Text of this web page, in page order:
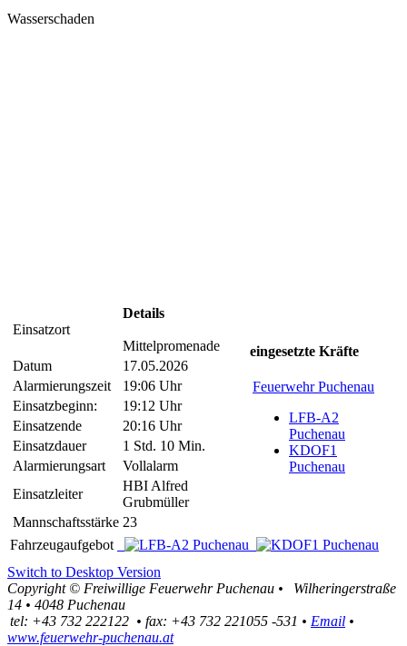
Wasserschaden
Einsatzort
Details
Mittelpromenade
Datum
17.05.2026
Alarmierungszeit
19:06 Uhr
Einsatzbeginn:
19:12 Uhr
Einsatzende
20:16 Uhr
Einsatzdauer
1 Std. 10 Min.
Alarmierungsart
Vollalarm
Einsatzleiter
HBI Alfred
Grubmüller
Mannschaftsstärke 23
eingesetzte Kräfte
Feuerwehr Puchenau
LFB-A2
Puchenau
KDOF1
Puchenau
Fahrzeugaufgebot
Switch to Desktop Version
Copyright © Freiwillige Feuerwehr Puchenau •
Wilheringerstraße
14 • 4048 Puchenau
tel: +43 732 222122 • fax: +43 732 221055 -531 • Email •
www.feuerwehr-puchenau.at